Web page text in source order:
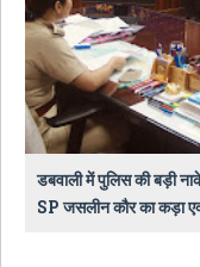
डबवाली में पुलिस की बड़ी
SP जसलीन कौर का कड़ा